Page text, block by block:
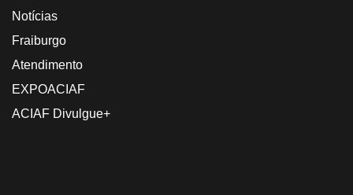
Notícias
Fraiburgo
Atendimento
EXPOACIAF
ACIAF Divulgue+